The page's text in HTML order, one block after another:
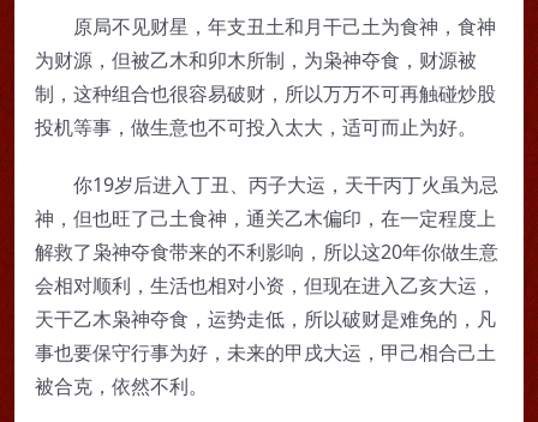
原局不见财星，年支丑土和月干己土为食神，食神
为财源，但被乙木和卯木所制，为枭神夺食，财源被
制，这种组合也很容易破财，所以万万不可再触碰炒股
投机等事，做生意也不可投入太大，适可而止为好。
你19岁后进入丁丑、丙子大运，天干丙丁火虽为忌
神，但也旺了己土食神，通关乙木偏印，在一定程度上
解救了枭神夺食带来的不利影响，所以这20年你做生意
会相对顺利，生活也相对小资，但现在进入乙亥大运，
天干乙木枭神夺食，运势走低，所以破财是难免的，凡
事也要保守行事为好，未来的甲戌大运，甲己相合己土
被合克，依然不利。